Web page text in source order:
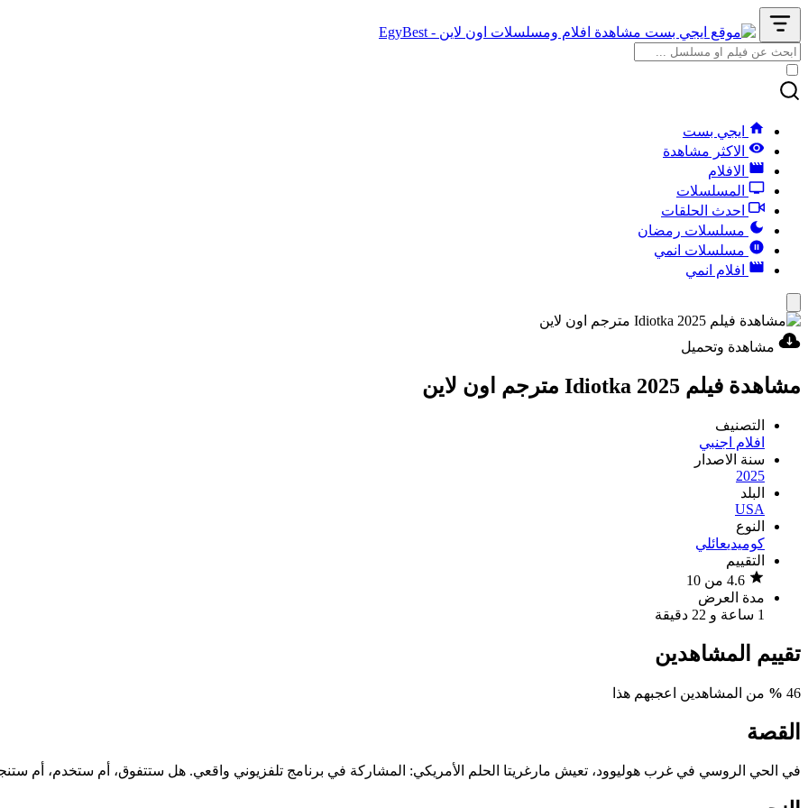
ايجي بست
الاكثر مشاهدة
الافلام
المسلسلات
احدث الحلقات
مسلسلات رمضان
مسلسلات انمي
افلام انمي
مشاهدة وتحميل
مشاهدة فيلم Idiotka 2025 مترجم اون لاين
التصنيف
افلام اجنبي
سنة الاصدار
2025
البلد
USA
النوع
كوميديعائلي
التقييم
مدة العرض
1 ساعة و 22 دقيقة
تقييم المشاهدين
46
% من المشاهدين اعجبهم هذا
القصة
في الحي الروسي في غرب هوليوود، تعيش مارغريتا الحلم الأمريكي: المشاركة في برنامج تلفزيوني واقعي. هل ستتفوق، أم ستخدم، أم